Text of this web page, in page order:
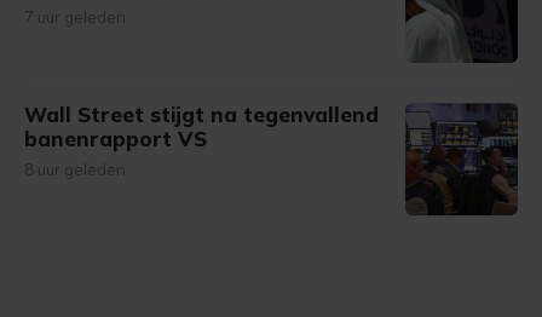
7 uur geleden
Wall Street stijgt na tegenvallend
banenrapport VS
8 uur geleden